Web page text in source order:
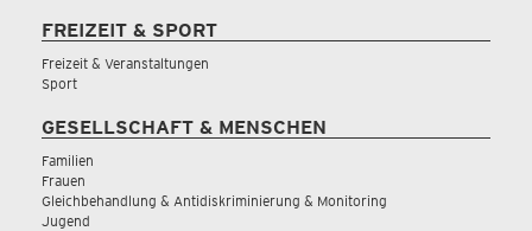
FREIZEIT & SPORT
Freizeit & Veranstaltungen
Sport
GESELLSCHAFT & MENSCHEN
Familien
Frauen
Gleichbehandlung & Antidiskriminierung & Monitoring
Jugend